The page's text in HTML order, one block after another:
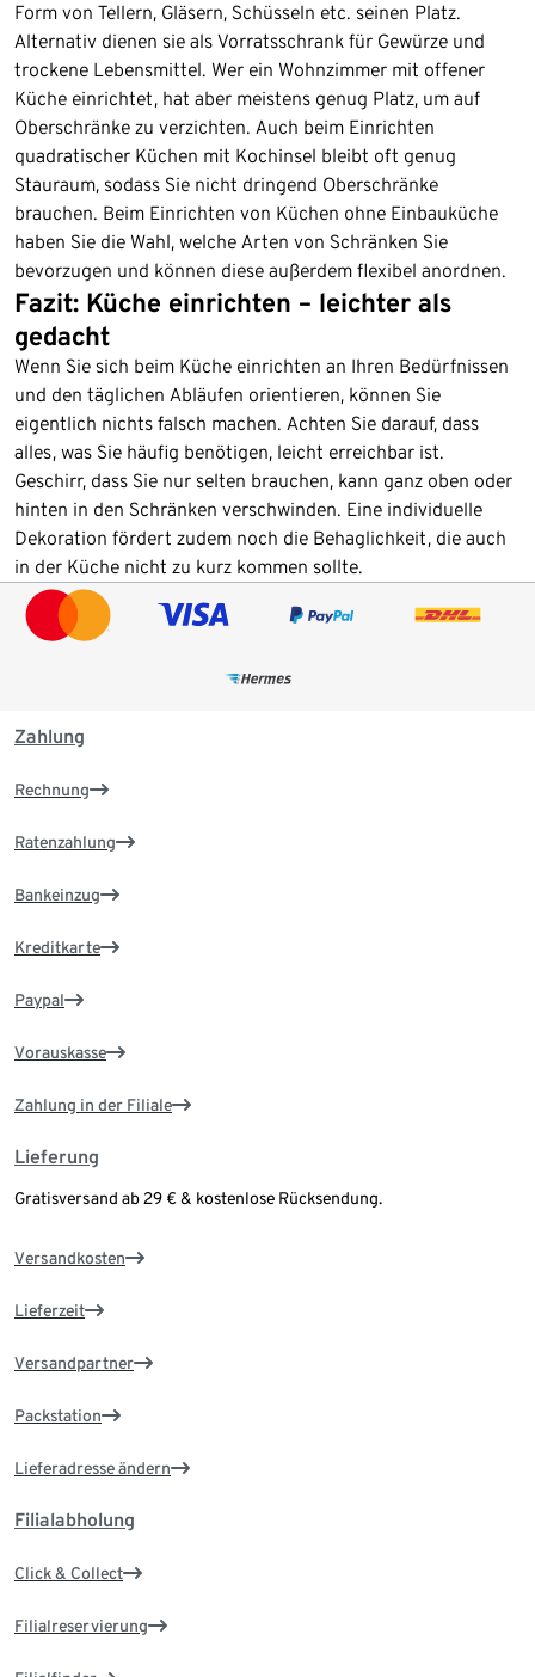
Form von Tellern, Gläsern, Schüsseln etc. seinen Platz.
Alternativ dienen sie als Vorratsschrank für Gewürze und
trockene Lebensmittel. Wer ein Wohnzimmer mit offener
Küche einrichtet, hat aber meistens genug Platz, um auf
Oberschränke zu verzichten. Auch beim Einrichten
quadratischer Küchen mit Kochinsel bleibt oft genug
Stauraum, sodass Sie nicht dringend Oberschränke
brauchen. Beim Einrichten von Küchen ohne Einbauküche
haben Sie die Wahl, welche Arten von Schränken Sie
bevorzugen und können diese außerdem flexibel anordnen.
Fazit: Küche einrichten – leichter als
gedacht
Wenn Sie sich beim Küche einrichten an Ihren Bedürfnissen
und den täglichen Abläufen orientieren, können Sie
eigentlich nichts falsch machen. Achten Sie darauf, dass
alles, was Sie häufig benötigen, leicht erreichbar ist.
Geschirr, dass Sie nur selten brauchen, kann ganz oben oder
hinten in den Schränken verschwinden. Eine individuelle
Dekoration fördert zudem noch die Behaglichkeit, die auch
in der Küche nicht zu kurz kommen sollte.
Zahlung
Rechnung
Ratenzahlung
Bankeinzug
Kreditkarte
Paypal
Vorauskasse
Zahlung in der Filiale
Lieferung
Gratisversand ab 29 € & kostenlose Rücksendung.
Versandkosten
Lieferzeit
Versandpartner
Packstation
Lieferadresse ändern
Filialabholung
Click & Collect
Filialreservierung